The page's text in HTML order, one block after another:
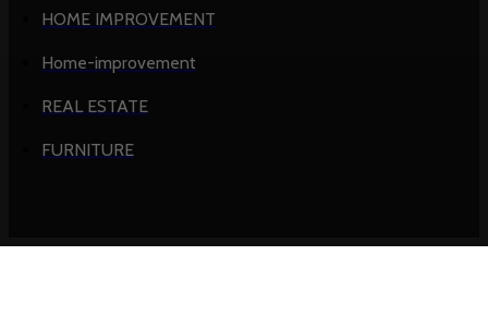
HOME IMPROVEMENT
Home-improvement
REAL ESTATE
FURNITURE